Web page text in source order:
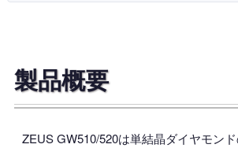
製品概要
ZEUS GW510/520は単結晶ダイヤモン